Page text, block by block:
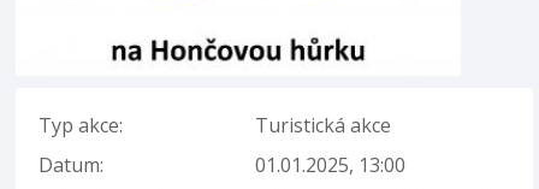
Typ akce:
Turistická akce
Datum:
01.01.2025, 13:00